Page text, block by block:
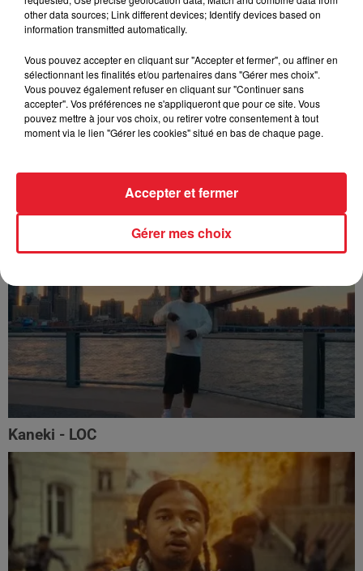
Franglish & Keblack - Génération Impolie
Kaneki - LOC
other data sources; Link different devices; Identify devices based on
information transmitted automatically.
Vous pouvez accepter en cliquant sur "Accepter et fermer", ou affiner en
sélectionnant les finalités et/ou partenaires dans "Gérer mes choix".
Vous pouvez également refuser en cliquant sur "Continuer sans
accepter". Vos préférences ne s'appliqueront que pour ce site. Vous
pouvez mettre à jour vos choix, ou retirer votre consentement à tout
moment via le lien "Gérer les cookies" situé en bas de chaque page.
Gérer mes choix
Accepter et fermer